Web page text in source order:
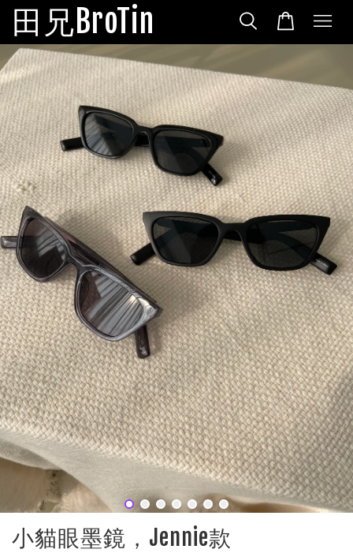
田兄BroTin
小貓眼墨鏡，Jennie款